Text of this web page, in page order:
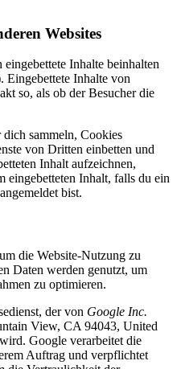
Websites
Inhalte beinhalten
Eingebettete Inhalte von
so, als ob der Besucher die
sammeln, Cookies
von Dritten einbetten und
Inhalt aufzeichnen,
eingebetteten Inhalt, falls du ein
bist.
die Website-Nutzung zu
Daten werden genutzt, um
zu optimieren.
der von Google Inc.
View, CA 94043, United
Google verarbeitet die
Auftrag und verpflichtet